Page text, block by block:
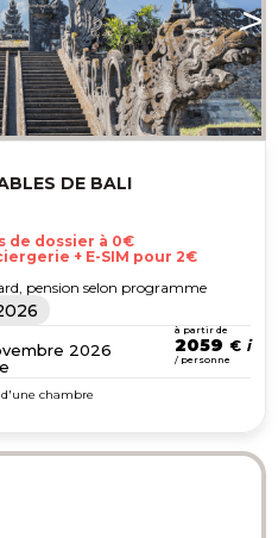
DE BALI
de dossier à 0€
+ E-SIM pour 2€
pension selon programme
2026
à partir de
2059 €
/ personne
d'une chambre